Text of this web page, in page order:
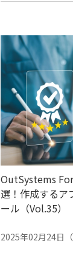
OutSystems
選！作成するア
ール（Vol.35）
2025年02月24日（